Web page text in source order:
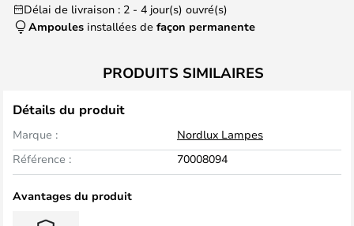
Délai de livraison : 2 - 4 jour(s) ouvré(s)
Ampoules installées de façon permanente
PRODUITS SIMILAIRES
Détails du produit
Marque :
Nordlux Lampes
Référence :
70008094
Avantages du produit